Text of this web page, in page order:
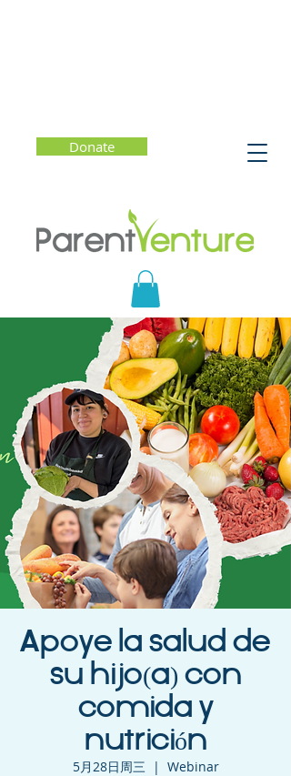
Donate
Apoye la salud de
su hijo(a) con
comida y
nutrición
5月28日周三
  |
Webinar